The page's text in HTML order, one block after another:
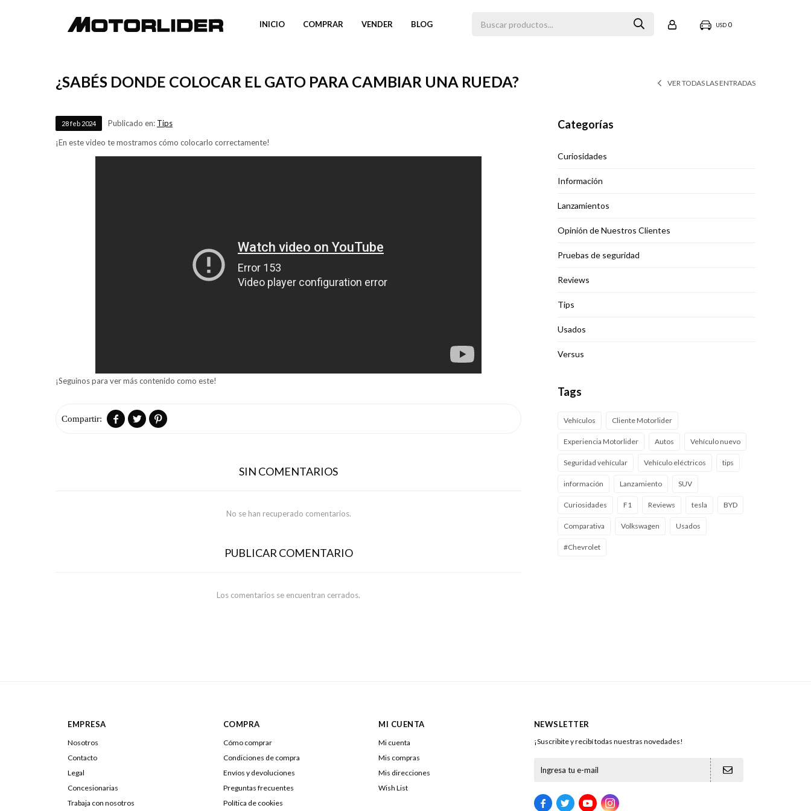
INICIO COMPRAR VENDER BLOG USD 0
¿SABÉS DONDE COLOCAR EL GATO PARA CAMBIAR UNA RUEDA? VER TODAS LAS ENTRADAS
28feb 2024 Publicado en: Tips
¡En este video te mostramos cómo colocarlo correctamente!
¡Seguinos para ver más contenido como este!
  
SIN COMENTARIOS
No se han recuperado comentarios.
PUBLICAR COMENTARIO
Los comentarios se encuentran cerrados.
Categorías
Curiosidades
Información
Lanzamientos
Opinión de Nuestros Clientes
Pruebas de seguridad
Reviews
Tips
Usados
Versus
Tags
Vehículos Cliente Motorlider
Experiencia Motorlider Autos Vehículo nuevo
Seguridad vehícular Vehículo eléctricos tips
información Lanzamiento SUV
Curiosidades F1 Reviews tesla BYD
Comparativa Volkswagen Usados
#Chevrolet
EMPRESA
Nosotros
Contacto
Legal
Concesionarias
Trabaja con nosotros
COMPRA
Cómo comprar
Condiciones de compra
Envíos y devoluciones
Preguntas frecuentes
Política de cookies
MI CUENTA
Mi cuenta
Mis compras
Mis direcciones
Wish List
NEWSLETTER
¡Suscribite y recibí todas nuestras novedades!
   